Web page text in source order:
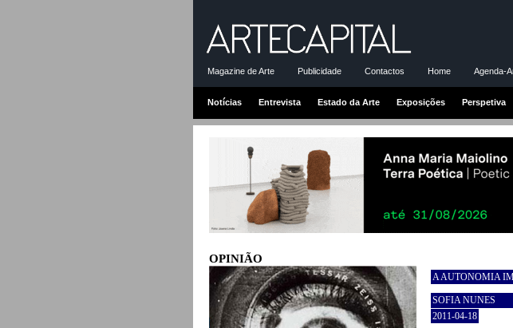
Magazine de Arte Publicidade Contactos Home Agenda-
Notícias Entrevista Estado da Arte Exposições Perspetiva
OPINIÃO
A AUTONOMIA
SOFIA NUNES
2011-04-18